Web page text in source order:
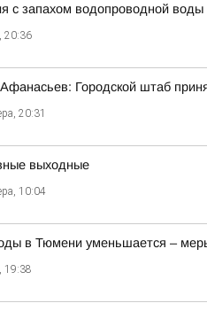
с запахом водопроводной
20:36
Городской штаб
20:31
выходные
10:04
в Тюмени уменьшается –
19:38